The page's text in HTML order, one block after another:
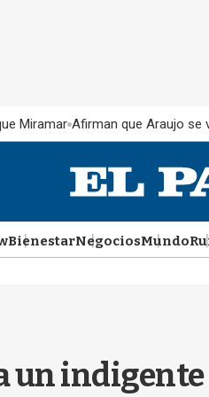
Miramar Afirman que Araujo se
BienestarNegociosMundo
indigente